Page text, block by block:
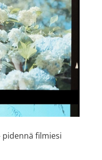
pidennä filmiesi
Ortho Plus 80 135,
€ + LISÄÄ